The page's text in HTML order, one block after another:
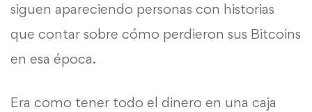
siguen apareciendo personas con historias
que contar sobre cómo perdieron sus Bitcoins
en esa época.
Era como tener todo el dinero en una caja